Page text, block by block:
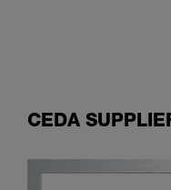
CEDA